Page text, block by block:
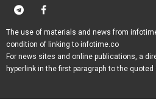
The use of materials and news from
condition of linking to infotime.co
For news sites and online publications, a
hyperlink in the first paragraph to the